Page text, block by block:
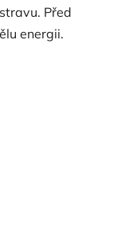
Před
energii.